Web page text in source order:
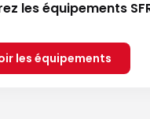
les équipements
les équipements